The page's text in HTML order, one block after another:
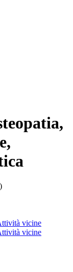
vicine
vicine